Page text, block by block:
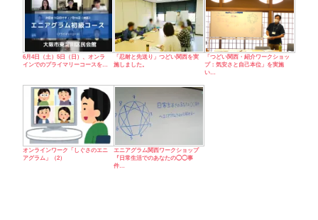
6月4日（土）5日（日）、オンラ
インでのプライマリーコースを…
「忍耐と先送り」つどい関西を実
施しました。
「つどい関西・紹介ワークショッ
プ：気安さと自己本位」を実施
い…
オンラインワーク「しぐさのエニ
アグラム」（2）
エニアグラム関西ワークショップ
『日常生活でのあなたの◯◯事
件…